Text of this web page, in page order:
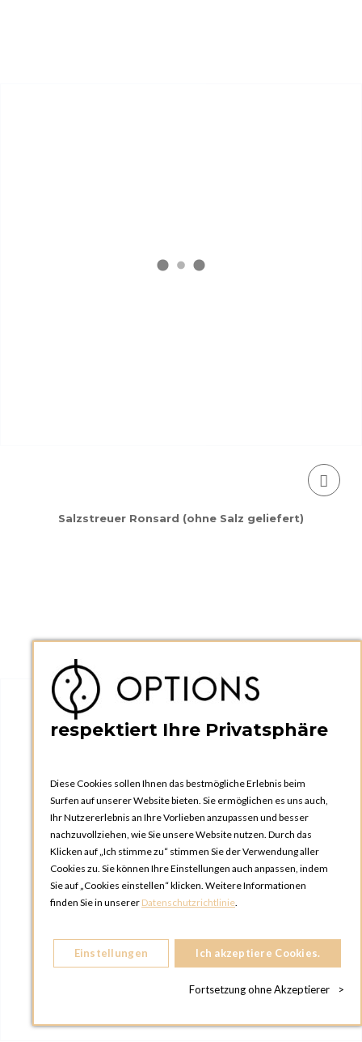
Salzstreuer Ronsard (ohne Salz geliefert)
respektiert Ihre Privatsphäre
Diese Cookies sollen Ihnen das bestmögliche Erlebnis beim
Surfen auf unserer Website bieten. Sie ermöglichen es uns auch,
Ihr Nutzererlebnis an Ihre Vorlieben anzupassen und besser
nachzuvollziehen, wie Sie unsere Website nutzen. Durch das
Klicken auf „Ich stimme zu“ stimmen Sie der Verwendung aller
Cookies zu. Sie können Ihre Einstellungen auch anpassen, indem
Sie auf „Cookies einstellen“ klicken. Weitere Informationen
finden Sie in unserer Datenschutzrichtlinie.
Einstellungen Ich akzeptiere Cookies.
Fortsetzung ohne Akzeptierer >